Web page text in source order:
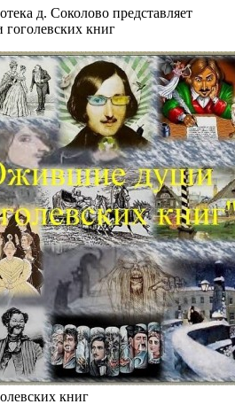
д. Соколово представляет
книг
книг